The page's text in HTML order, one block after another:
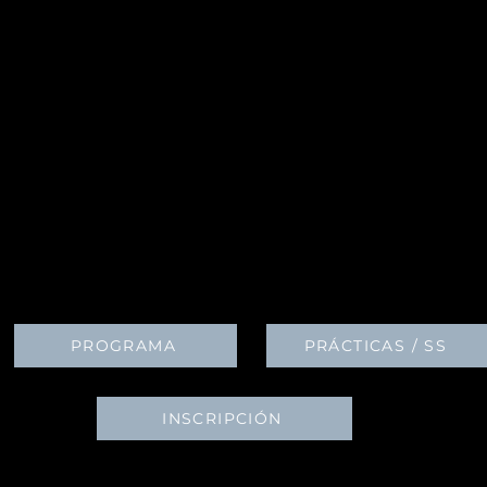
PROGRAMA PRÁCTICAS / SS
INSCRIPCIÓN